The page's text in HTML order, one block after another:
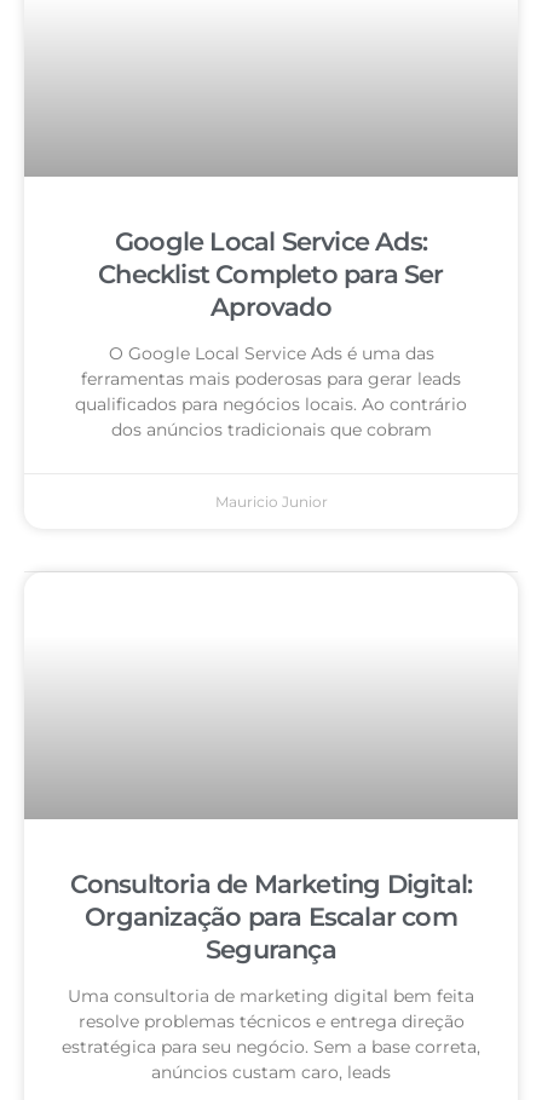
Google Local Service Ads:
Checklist Completo para Ser
Aprovado
O Google Local Service Ads é uma das
ferramentas mais poderosas para gerar leads
qualificados para negócios locais. Ao contrário
dos anúncios tradicionais que cobram
Mauricio Junior
Consultoria de Marketing Digital:
Organização para Escalar com
Segurança
Uma consultoria de marketing digital bem feita
resolve problemas técnicos e entrega direção
estratégica para seu negócio. Sem a base correta,
anúncios custam caro, leads